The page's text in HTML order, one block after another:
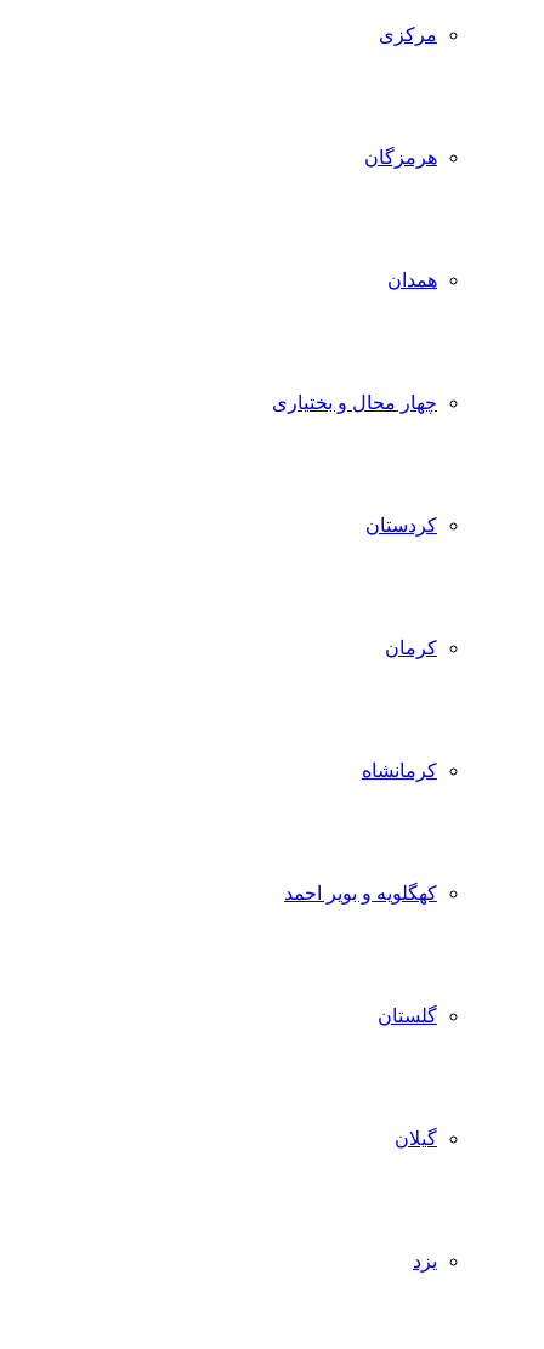
مرکزی
هرمزگان
همدان
چهار محال و بختیاری
کردستان
کرمان
کرمانشاه
کهگلویه و بویر احمد
گلستان
گیلان
یزد